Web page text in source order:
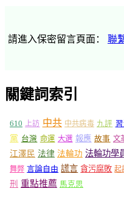
請進入保密留言頁面： 聯
關鍵詞索引
610 上訪 中共 中共病毒 九評
黨 台灣 命運 大選 報應 故事 文
江澤民 法律 法輪功 法輪功學
舞弊 言論自由 謊言 貪污腐敗 起
刑 重點推薦 馬克思